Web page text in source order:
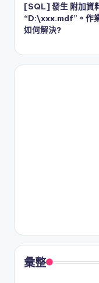
[SQL] 發生 附加資
“D:\xxx.mdf”。作
如何解決?
彙整